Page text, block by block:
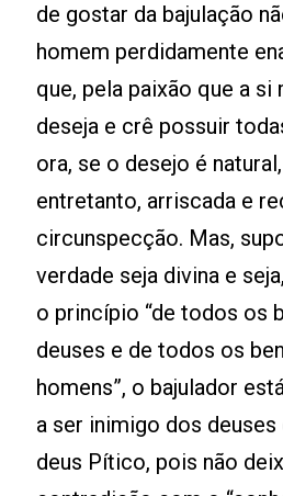
de gostar da bajulação
homem perdidamente
que, pela paixão que a si
deseja e crê possuir
ora, se o desejo é
entretanto, arriscada e
circunspecção. Mas,
verdade seja divina e
o princípio “de todos os
deuses e de todos os
homens”, o bajulador
a ser inimigo dos
deus Pítico, pois não